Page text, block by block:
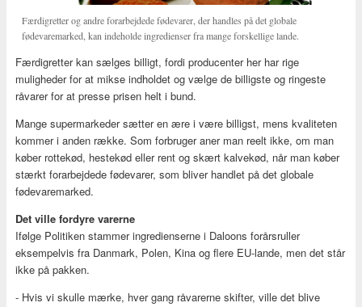
Færdigretter og andre forarbejdede fødevarer, der handles på det globale
fødevaremarked, kan indeholde ingredienser fra mange forskellige lande.
Færdigretter kan sælges billigt, fordi producenter her har rige
muligheder for at mikse indholdet og vælge de billigste og ringeste
råvarer for at presse prisen helt i bund.
Mange supermarkeder sætter en ære i være billigst, mens kvaliteten
kommer i anden række. Som forbruger aner man reelt ikke, om man
køber rottekød, hestekød eller rent og skært kalvekød, når man køber
stærkt forarbejdede fødevarer, som bliver handlet på det globale
fødevaremarked.
Det ville fordyre varerne
Ifølge Politiken stammer ingredienserne i Daloons forårsruller
eksempelvis fra Danmark, Polen, Kina og flere EU-lande, men det står
ikke på pakken.
- Hvis vi skulle mærke, hver gang råvarerne skifter, ville det blive